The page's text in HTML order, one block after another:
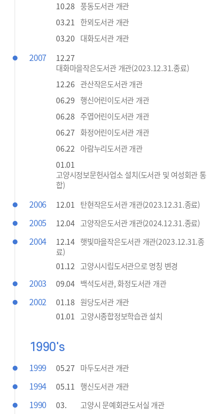
10.28 풍동도서관 개관
03.21
한뫼도서관 개관
03.20 대화도서관 개관
2007
12.27
대화마을작은도서관 개관(2023.12.31.종료)
12.26 관산작은도서관 개관
06.29 행신어린이도서관 개관
06.28 주엽어린이도서관 개관
06.27 화정어린이도서관 개관
06.22 아람누리도서관 개관
01.01
고양시정보문헌사업소 설치(도서관 및 여성회관 통
합)
2006 12.01 탄현작은도서관 개관(2023.12.31.종료)
2005 12.04 고양작은도서관 개관(2024.12.31.종료)
2004 12.14 햇빛마을작은도서관 개관(2023.12.31.종
료)
01.12
고양시시립도서관으로 명칭 변경
2003 09.04 백석도서관, 화정도서관 개관
2002 01.18 원당도서관 개관
01.01
고양시종합정보학습관 설치
1990's
1999 05.27 마두도서관 개관
1994 05.11 행신도서관 개관
1990 03. 고양시 문예회관도서실 개관